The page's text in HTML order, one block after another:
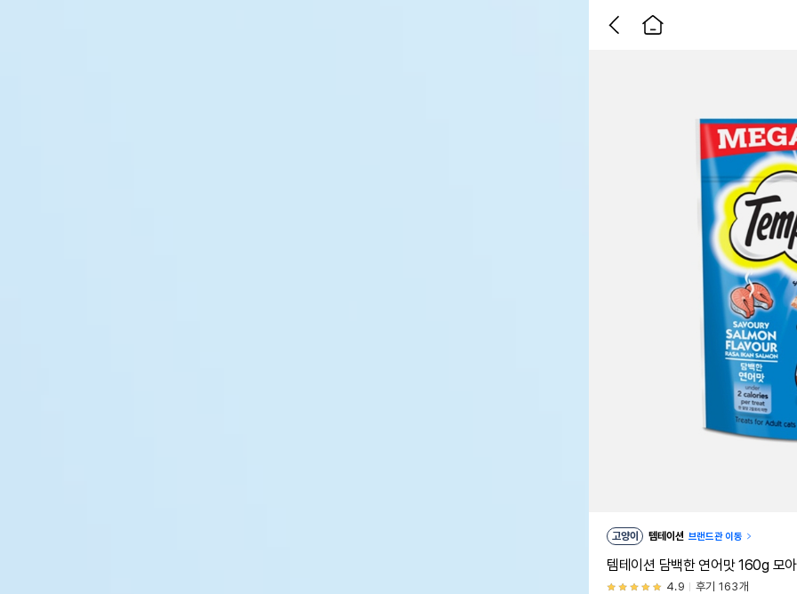
고양이 템테이션 브랜드관 이동
템테이션 담백한 연어맛 160g 모
4.9 후기 163개